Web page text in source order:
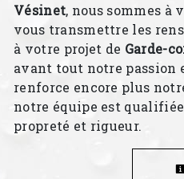
Vésinet, nous sommes à
vous transmettre les
à votre projet de Garde-
avant tout notre passion
renforce encore plus
notre équipe est
propreté et rigueur.